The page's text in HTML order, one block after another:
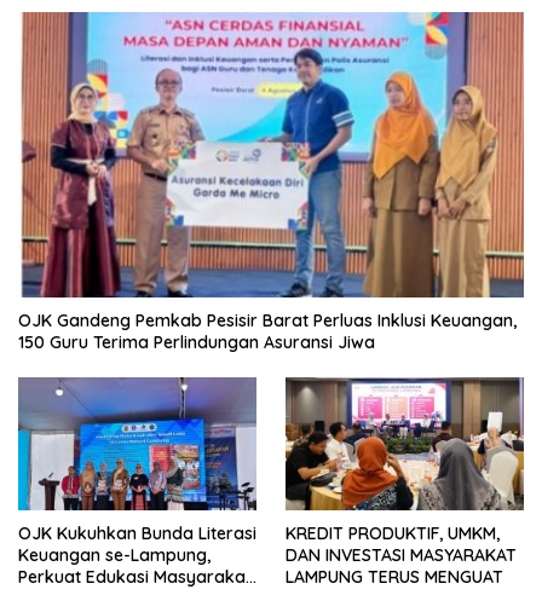
OJK Gandeng Pemkab Pesisir Barat Perluas Inklusi Keuangan,
150 Guru Terima Perlindungan Asuransi Jiwa
OJK Kukuhkan Bunda Literasi
Keuangan se-Lampung,
Perkuat Edukasi Masyarakat
KREDIT PRODUKTIF, UMKM,
DAN INVESTASI MASYARAKAT
LAMPUNG TERUS MENGUAT